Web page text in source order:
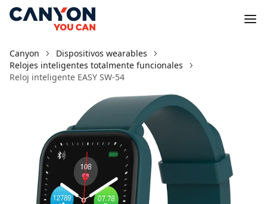
Canyon
Dispositivos wearables
Relojes inteligentes totalmente funcionales
Reloj inteligente EASY SW-54